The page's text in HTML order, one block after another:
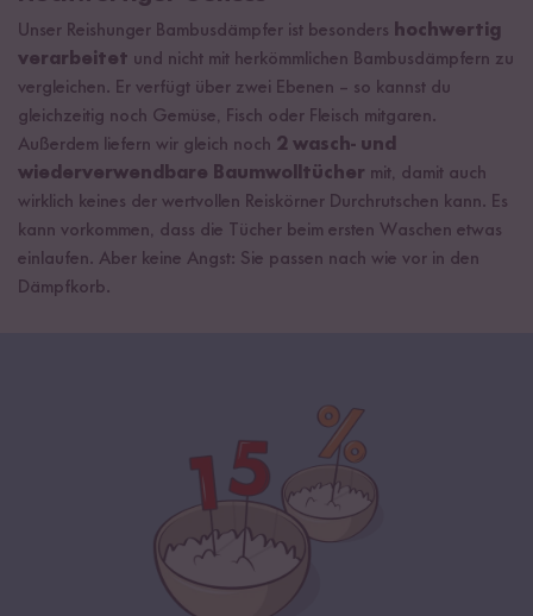
Unser Reishunger Bambusdämpfer ist besonders hochwertig
verarbeitet und nicht mit herkömmlichen Bambusdämpfern zu
vergleichen. Er verfügt über zwei Ebenen – so kannst du
gleichzeitig noch Gemüse, Fisch oder Fleisch mitgaren.
Außerdem liefern wir gleich noch 2 wasch- und
wiederverwendbare Baumwolltücher mit, damit auch
wirklich keines der wertvollen Reiskörner Durchrutschen kann. Es
kann vorkommen, dass die Tücher beim ersten Waschen etwas
einlaufen. Aber keine Angst: Sie passen nach wie vor in den
Dämpfkorb.